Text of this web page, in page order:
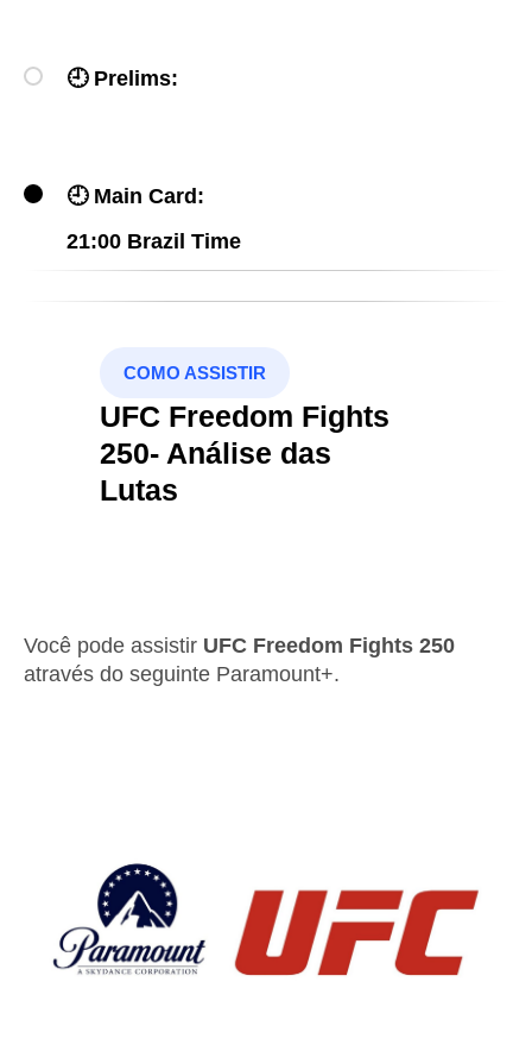
🕘 Prelims:
🕘 Main Card:
21:00 Brazil Time
COMO ASSISTIR
UFC Freedom Fights
250- Análise das
Lutas
Você pode assistir UFC Freedom Fights 250
através do seguinte Paramount+.